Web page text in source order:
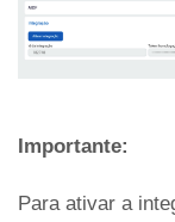
Importante:
Para ativar a